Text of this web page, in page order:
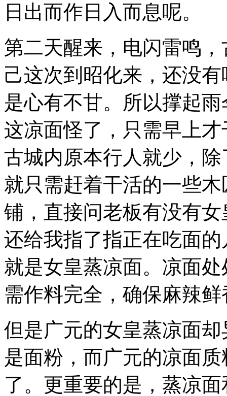
日出而作日入而息呢。
第二天醒来，电闪雷鸣
己这次到昭化来，还没
是心有不甘。所以撑起
这凉面怪了，只需早上
古城内原本行人就少，
就只需赶着干活的一些
铺，直接问老板有没有
还给我指了指正在吃面
就是女皇蒸凉面。凉面
需作料完全，确保麻辣
但是广元的女皇蒸凉面
是面粉，而广元的凉面
了。更重要的是，蒸凉